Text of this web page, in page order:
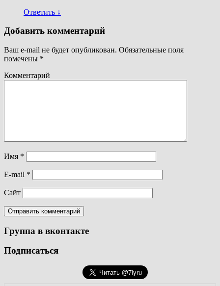
Ответить ↓
Добавить комментарий
Ваш e-mail не будет опубликован. Обязательные поля
помечены *
Комментарий
Имя *
E-mail *
Сайт
Группа в вконтакте
Подписаться